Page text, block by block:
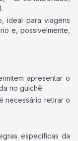
ideal para viagens
e, possivelmente,
apresentar o
no guichê.
necessário retirar o
específicas da